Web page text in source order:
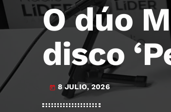
O dúo
disco
today 8 JULIO, 2026